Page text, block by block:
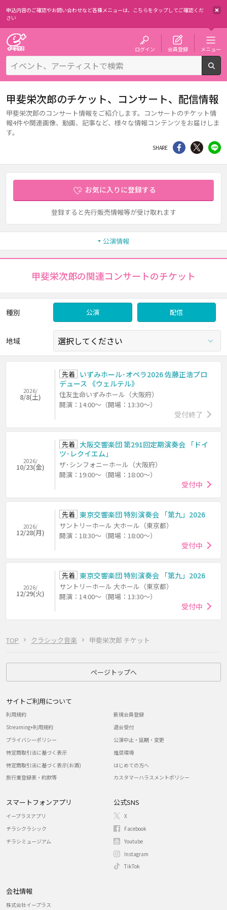
申込内容のご確認やお問い合わせなど各種メニューは、 こちらをタップしてご確認くだ
さい
ログイン 会員登録 メニュー
TOP クラシック音楽 甲斐栄次郎 チケット
甲斐栄次郎のチケット、コンサート、配信情報
甲斐栄次郎のコンサート情報をご紹介します。コンサートのチケット情
報4件や関連画像、動画、記事など、様々な情報コンテンツをお届けしま
す。
SHARE シェア Twitter
お気に入りに登録する
登録すると先行販売情報等が受け取れます
公演情報
甲斐栄次郎の関連コンサートのチケット
種別 公演 配信
地域
2026/
8/8(土)
先着 いずみホール･オペラ2026 佐藤正浩プロ
デュース 《ウェルテル》
住友生命いずみホール（大阪府）
開演：14:00～（開場：13:30～）
受付終了
2026/
10/23(金)
先着 大阪交響楽団 第291回定期演奏会 「ドイ
ツ･レクイエム」
ザ･シンフォニーホール（大阪府）
開演：19:00～（開場：18:00～）
受付中
2026/
12/28(月)
先着 東京交響楽団 特別演奏会 「第九」2026
サントリーホール 大ホール（東京都）
開演：18:30～（開場：18:00～）
受付中
2026/
12/29(火)
先着 東京交響楽団 特別演奏会 「第九」2026
サントリーホール 大ホール（東京都）
開演：14:00～（開場：13:30～）
受付中
ページトップへ
サイトご利用について
利用規約
Streaming+利用規約
プライバシーポリシー
特定商取引法に基づく表示
特定商取引法に基づく表示(お酒)
旅行業登録表・約款等
新規会員登録
退会受付
公演中止・延期・変更
推奨環境
はじめての方へ
カスタマーハラスメントポリシー
スマートフォンアプリ
イープラスアプリ
チラシクラシック
チラシミュージアム
公式SNS
X
Facebook
Youtube
Instagram
TikTok
会社情報
株式会社イープラス